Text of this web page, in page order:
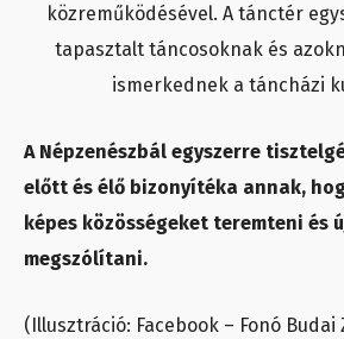
közreműködésével. A tánctér
tapasztalt táncosoknak és
ismerkednek a táncházi
A Népzenészbál egyszerre
előtt és élő bizonyítéka annak,
képes közösségeket teremteni és
megszólítani.
(Illusztráció: Facebook – Fonó